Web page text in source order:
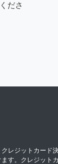
ださ
レジットカード
す。クレジット